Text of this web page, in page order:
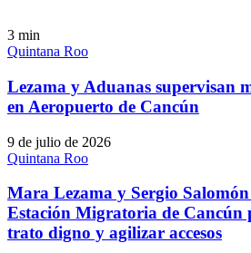
3 min
Quintana Roo
Lezama y Aduanas supervisan
en Aeropuerto de Cancún
9 de julio de 2026
Quintana Roo
Mara Lezama y Sergio
Estación Migratoria de Cancún
trato digno y agilizar accesos